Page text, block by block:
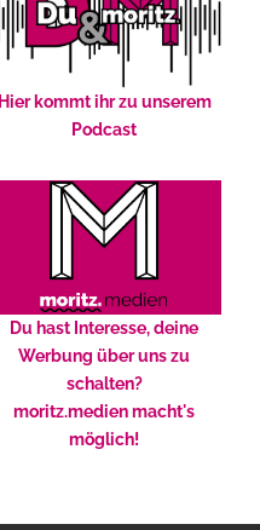
Hier kommt ihr zu unserem
Podcast
Du hast Interesse, deine
Werbung über uns zu
schalten?
moritz.medien macht's
möglich!